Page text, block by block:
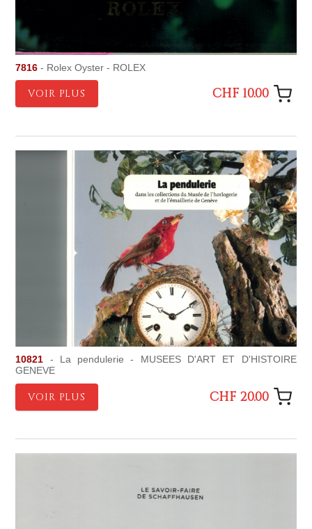
7816 - Rolex Oyster - ROLEX
VOIR PLUS CHF 10.00
10821 - La pendulerie - MUSEES D'ART ET D'HISTOIRE
GENEVE
VOIR PLUS CHF 20.00